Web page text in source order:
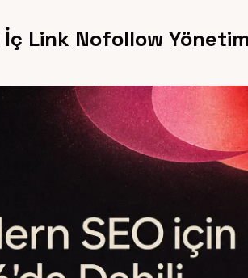
İç Link Nofollow